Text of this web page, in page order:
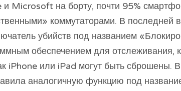
и Microsoft на борту, почти 95%
коммутаторами. В последней
убийств под названием
обеспечением для отслеживания,
iPhone или iPad могут быть сброшены.
аналогичную функцию под